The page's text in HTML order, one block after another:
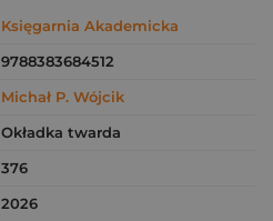
Księgarnia Akademicka
9788383684512
Michał P. Wójcik
Okładka twarda
376
2026